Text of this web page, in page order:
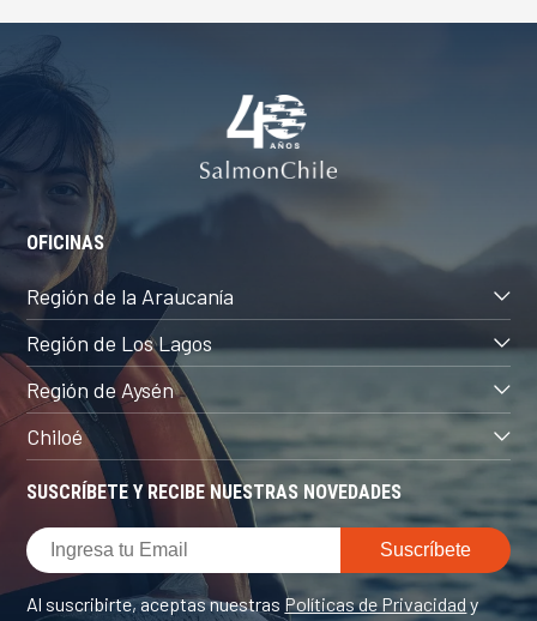
SUSCRÍBETE Y RECIBE NUESTRAS NOVEDADES
Al suscribirte, aceptas nuestras Políticas de Privacidady
OFICINAS
Región de la Araucanía
Región de Los Lagos
Región de Aysén
Chiloé